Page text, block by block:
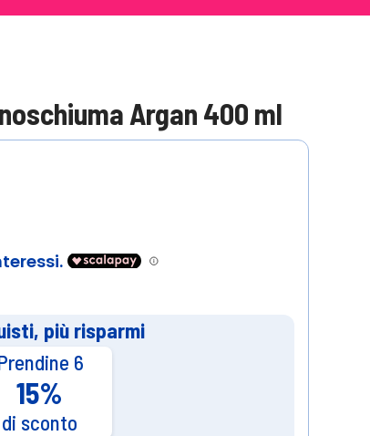
Argan 400 ml
più risparmi
6
15%
di sconto